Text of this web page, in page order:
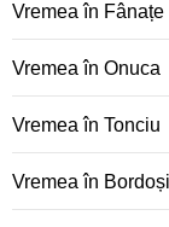
Vremea în Fânațe
Vremea în Onuca
Vremea în Tonciu
Vremea în